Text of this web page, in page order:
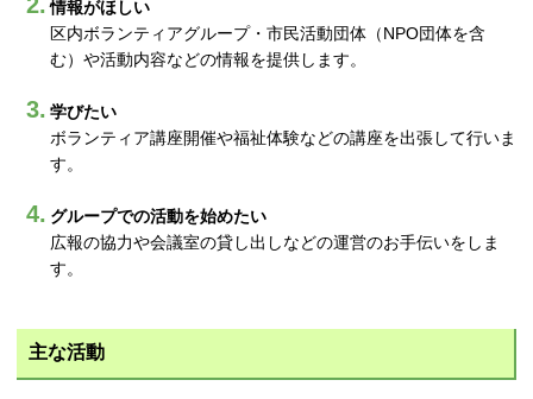
情報がほしい
区内ボランティアグループ・市民活動団体（NPO団体を含
む）や活動内容などの情報を提供します。
学びたい
ボランティア講座開催や福祉体験などの講座を出張して行いま
す。
グループでの活動を始めたい
広報の協力や会議室の貸し出しなどの運営のお手伝いをしま
す。
主な活動